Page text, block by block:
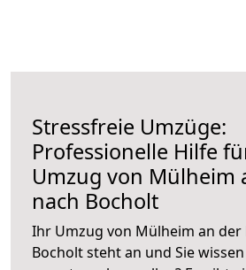
Stressfreie Umzüge:
Professionelle Hilfe
Umzug von Mülheim
nach Bocholt
Ihr Umzug von Mülheim an der
Bocholt steht an und Sie